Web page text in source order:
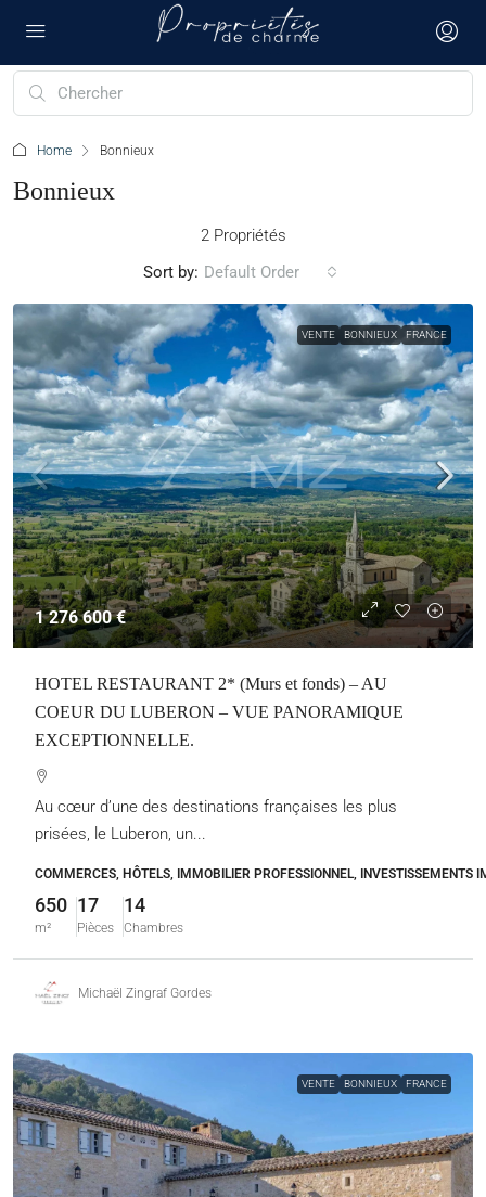
Home Bonnieux
Bonnieux
2 Propriétés
Sort by: Default Order
VENTE BONNIEUX FRANCE
1 276 600 €
HOTEL RESTAURANT 2* (Murs et fonds) – AU
COEUR DU LUBERON – VUE PANORAMIQUE
EXCEPTIONNELLE.
Au cœur d’une des destinations françaises les plus
prisées, le Luberon, un...
COMMERCES, HÔTELS, IMMOBILIER PROFESSIONNEL, INVESTISSEMENTS
650
m²
17
Pièces
14
Chambres
Michaël Zingraf Gordes
VENTE BONNIEUX FRANCE